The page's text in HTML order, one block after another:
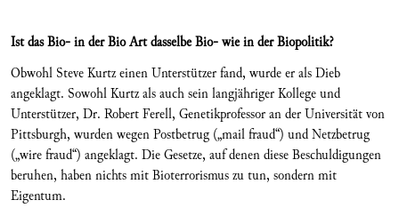
Ist das Bio- in der Bio Art dasselbe Bio- wie in der Biopolitik?
Obwohl Steve Kurtz einen Unterstützer fand, wurde er als Dieb
angeklagt. Sowohl Kurtz als auch sein langjähriger Kollege und
Unterstützer, Dr. Robert Ferell, Genetikprofessor an der Universität von
Pittsburgh, wurden wegen Postbetrug („mail fraud“) und Netzbetrug
(„wire fraud“) angeklagt. Die Gesetze, auf denen diese Beschuldigungen
beruhen, haben nichts mit Bioterrorismus zu tun, sondern mit
Eigentum.